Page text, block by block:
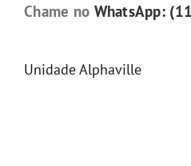
Chame no WhatsApp:
Unidade Alphaville